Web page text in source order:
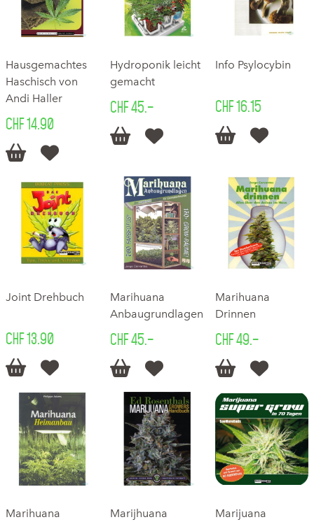
Hausgemachtes
Haschisch von
Andi Haller
CHF 14.90
 
Hydroponik leicht
gemacht
CHF 45.–
 
Info Psylocybin
CHF 16.15
 
Joint Drehbuch
CHF 13.90
 
Marihuana
Anbaugrundlagen
CHF 45.–
 
Marihuana
Drinnen
CHF 49.–
 
Marihuana
Marijhuana
Marijuana